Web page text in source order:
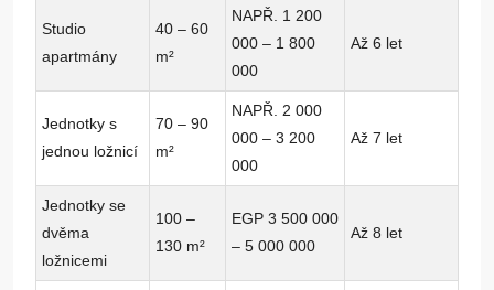
Studio
apartmány
40 – 60
m²
NAPŘ. 1 200
000 – 1 800
000
Až 6 let
Jednotky s
jednou ložnicí
70 – 90
m²
NAPŘ. 2 000
000 – 3 200
000
Až 7 let
Jednotky se
dvěma
ložnicemi
100 –
130 m²
EGP 3 500 000
– 5 000 000
Až 8 let